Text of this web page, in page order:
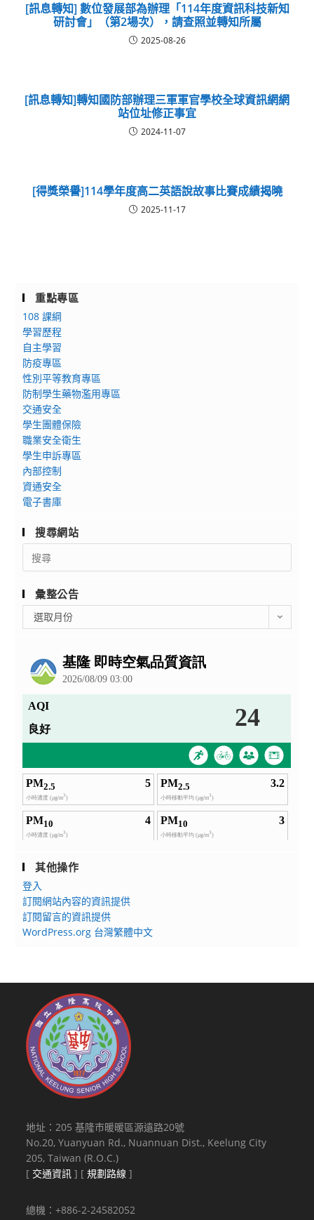
[訊息轉知] 數位發展部為辦理「114年度資訊科技新知
研討會」（第2場次），請查照並轉知所屬
2025-08-26
[訊息轉知]轉知國防部辦理三軍軍官學校全球資訊網網
站位址修正事宜
2024-11-07
[得獎榮譽]114學年度高二英語說故事比賽成績揭曉
2025-11-17
重點專區
108 課綱
學習歷程
自主學習
防疫專區
性別平等教育專區
防制學生藥物濫用專區
交通安全
學生團體保險
職業安全衛生
學生申訴專區
內部控制
資通安全
電子書庫
搜尋網站
Search
for:
彙整公告
整
選取月份
其他操作
登入
訂閱網站內容的資訊提供
訂閱留言的資訊提供
WordPress.org 台灣繁體中文
地址：205 基隆市暖暖區源遠路20號
No.20, Yuanyuan Rd., Nuannuan Dist., Keelung City
205, Taiwan (R.O.C.)
[ 交通資訊 ] [規劃路線 ]
總機：+886-2-24582052